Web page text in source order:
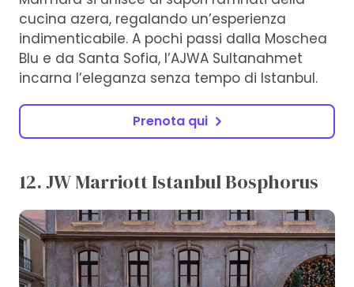
cucina azera, regalando un’esperienza
indimenticabile. A pochi passi dalla Moschea
Blu e da Santa Sofia, l’AJWA Sultanahmet
incarna l’eleganza senza tempo di Istanbul.
Prenota qui
12. JW Marriott Istanbul Bosphorus